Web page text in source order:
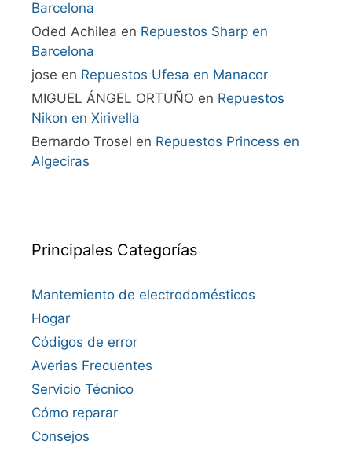
Barcelona
Oded Achilea en Repuestos Sharp en
Barcelona
jose en Repuestos Ufesa en Manacor
MIGUEL ÁNGEL ORTUÑO en Repuestos
Nikon en Xirivella
Bernardo Trosel en Repuestos Princess en
Algeciras
Principales Categorías
Mantemiento de electrodomésticos
Hogar
Códigos de error
Averias Frecuentes
Servicio Técnico
Cómo reparar
Consejos